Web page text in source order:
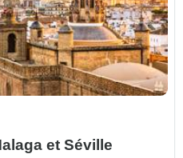
et Séville